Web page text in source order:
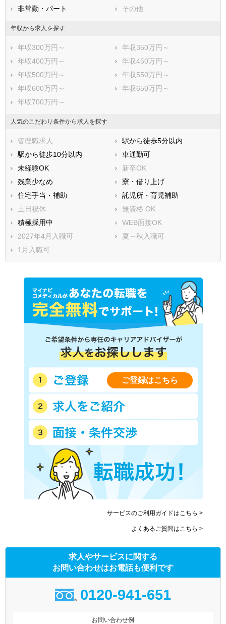
非常勤・パート
その他
年収から求人を探す
年収300万円～
年収350万円～
年収400万円～
年収450万円～
年収500万円～
年収550万円～
年収600万円～
年収650万円～
年収700万円～
人気のこだわり条件から求人を探す
管理職求人
駅から徒歩5分以内
駅から徒歩10分以内
車通勤可
未経験OK
新卒OK
残業少なめ
寮・借り上げ
住宅手当・補助
託児所・育児補助
土日祝休
無資格 OK
積極採用中
WEB面接OK
2027年4月入職可
夏～秋入職可
1月入職可
ご登録はこちら
サービスのご利用ガイドはこちら >
よくあるご質問はこちら >
求人やサービスに関する
お問い合わせはお電話も便利です
0120-941-651
お問い合わせ例